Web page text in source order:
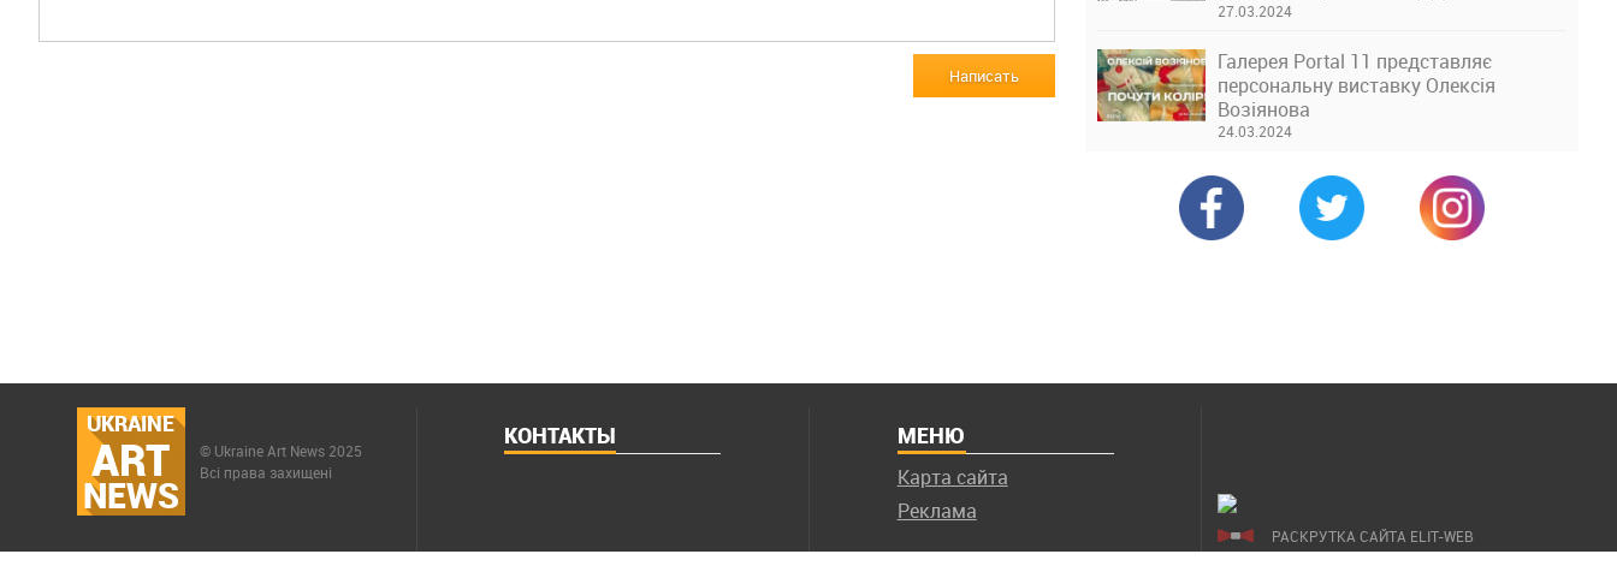
Написать
27.03.2024
Галерея Portal 11 представляє
персональну виставку Олексія
Возіянова
24.03.2024
UKRAINE
ART
NEWS
© Ukraine Art News 2025
Всі права захищені
КОНТАКТЫ МЕНЮ
Карта сайта
Реклама
РАСКРУТКА САЙТА ELIT-WEB